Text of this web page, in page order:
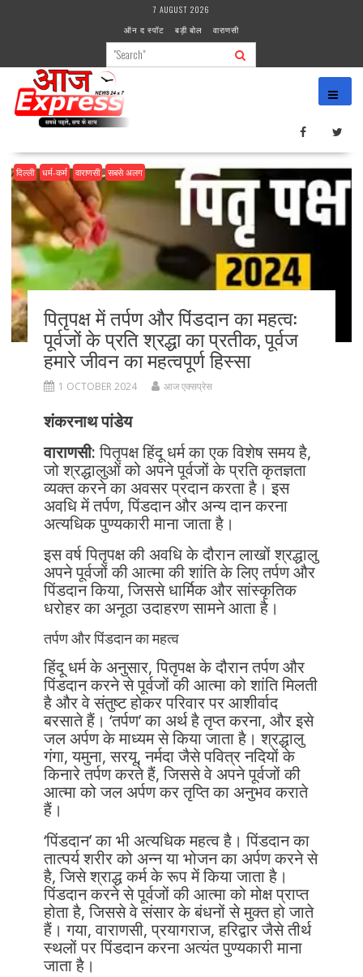
7 AUGUST 2026
ऑन द स्पॉट
बड़ी बोल वाराणसी
दिल्ली धर्म-कर्म वाराणसी सबसे अलग
पितृपक्ष में तर्पण और पिंडदान का महत्व:
पूर्वजों के प्रति श्रद्धा का प्रतीक, पूर्वज
हमारे जीवन का महत्वपूर्ण हिस्सा
1 OCTOBER 2024 आज एक्सप्रेस
शंकरनाथ पांडेय
वाराणसी:पितृपक्ष हिंदू धर्म का एक विशेष समय है,
जो श्रद्धालुओं को अपने पूर्वजों के प्रति कृतज्ञता
व्यक्त करने का अवसर प्रदान करता है। इस
अवधि में तर्पण, पिंडदान और अन्य दान करना
अत्यधिक पुण्यकारी माना जाता है।
इस वर्ष पितृपक्ष की अवधि के दौरान लाखों श्रद्धालु
अपने पूर्वजों की आत्मा की शांति के लिए तर्पण और
पिंडदान किया, जिससे धार्मिक और सांस्कृतिक
धरोहर का अनूठा उदाहरण सामने आता है।
तर्पण और पिंडदान का महत्व
हिंदू धर्म के अनुसार, पितृपक्ष के दौरान तर्पण और
पिंडदान करने से पूर्वजों की आत्मा को शांति मिलती
है और वे संतुष्ट होकर परिवार पर आशीर्वाद
बरसाते हैं। ‘तर्पण’ का अर्थ है तृप्त करना, और इसे
जल अर्पण के माध्यम से किया जाता है। श्रद्धालु
गंगा, यमुना, सरयू, नर्मदा जैसे पवित्र नदियों के
किनारे तर्पण करते हैं, जिससे वे अपने पूर्वजों की
आत्मा को जल अर्पण कर तृप्ति का अनुभव कराते
हैं।
‘पिंडदान’ का भी अत्यधिक महत्व है। पिंडदान का
तात्पर्य शरीर को अन्न या भोजन का अर्पण करने से
है, जिसे श्राद्ध कर्म के रूप में किया जाता है।
पिंडदान करने से पूर्वजों की आत्मा को मोक्ष प्राप्त
होता है, जिससे वे संसार के बंधनों से मुक्त हो जाते
हैं। गया, वाराणसी, प्रयागराज, हरिद्वार जैसे तीर्थ
स्थलों पर पिंडदान करना अत्यंत पुण्यकारी माना
जाता है।